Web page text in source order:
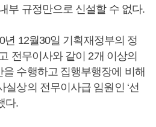
부 규정만으로 신설할 수 없다.
년 12월30일 기획재정부의 정
전무이사와 같이 2개 이상의
수행하고 집행부행장에 비해
실상의 전무이사급 임원인 ‘선
다.